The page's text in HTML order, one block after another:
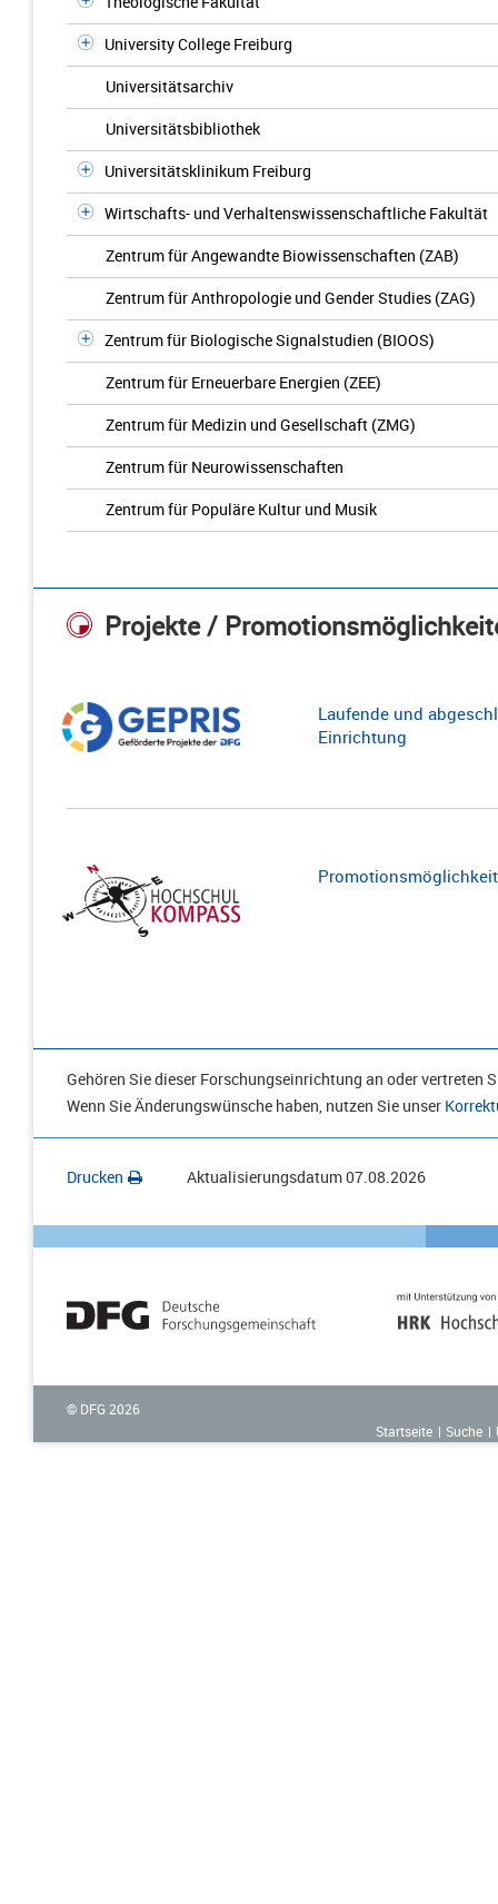
University College Freiburg
Universitätsarchiv
Universitätsbibliothek
Universitätsklinikum Freiburg
Wirtschafts- und Verhaltenswissenschaftliche Fakultät
Zentrum für Angewandte Biowissenschaften (ZAB)
Zentrum für Anthropologie und Gender Studies (ZAG)
Zentrum für Biologische Signalstudien (BIOOS)
Zentrum für Erneuerbare Energien (ZEE)
Zentrum für Medizin und Gesellschaft (ZMG)
Zentrum für Neurowissenschaften
Zentrum für Populäre Kultur und Musik
Projekte /
Laufende und
Einrichtung
Gehören Sie dieser Forschungseinrichtung an oder vertreten
Wenn Sie Änderungswünsche haben, nutzen Sie unser
Drucken Aktualisierungsdatum07.08.2026
© DFG 2026
Startseite
Suche